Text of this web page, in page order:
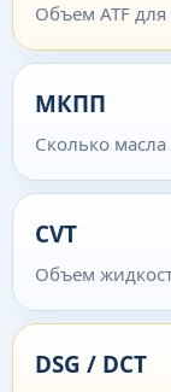
Объем ATF
МКПП
Сколько
CVT
Объем
DSG / DCT